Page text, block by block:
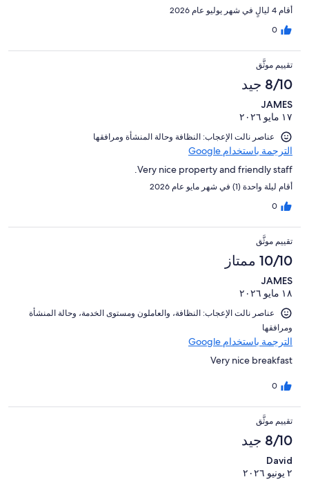
أقام 4 ليالٍ في شهر يوليو عام 2026
0
تقييم موثَّق
8/10 جيد
JAMES
١٧ مايو ٢٠٢٦
عناصر نالت الإعجاب: ⁦النظافة⁩ و⁦حالة المنشأة ومرافقها⁩
الترجمة باستخدام Google
Very nice property and friendly staff.
أقام ليلة واحدة (1) في شهر مايو عام 2026
0
تقييم موثَّق
10/10 ممتاز
JAMES
١٨ مايو ٢٠٢٦
عناصر نالت الإعجاب: ⁦النظافة⁩، و⁦العاملون ومستوى الخدمة⁩، و⁦حالة المنشأة
ومرافقها⁩
الترجمة باستخدام Google
Very nice breakfast
0
تقييم موثَّق
8/10 جيد
David
٢ يونيو ٢٠٢٦